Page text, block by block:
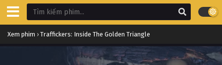
Xem phim › Traffickers: Inside The Golden Triangle